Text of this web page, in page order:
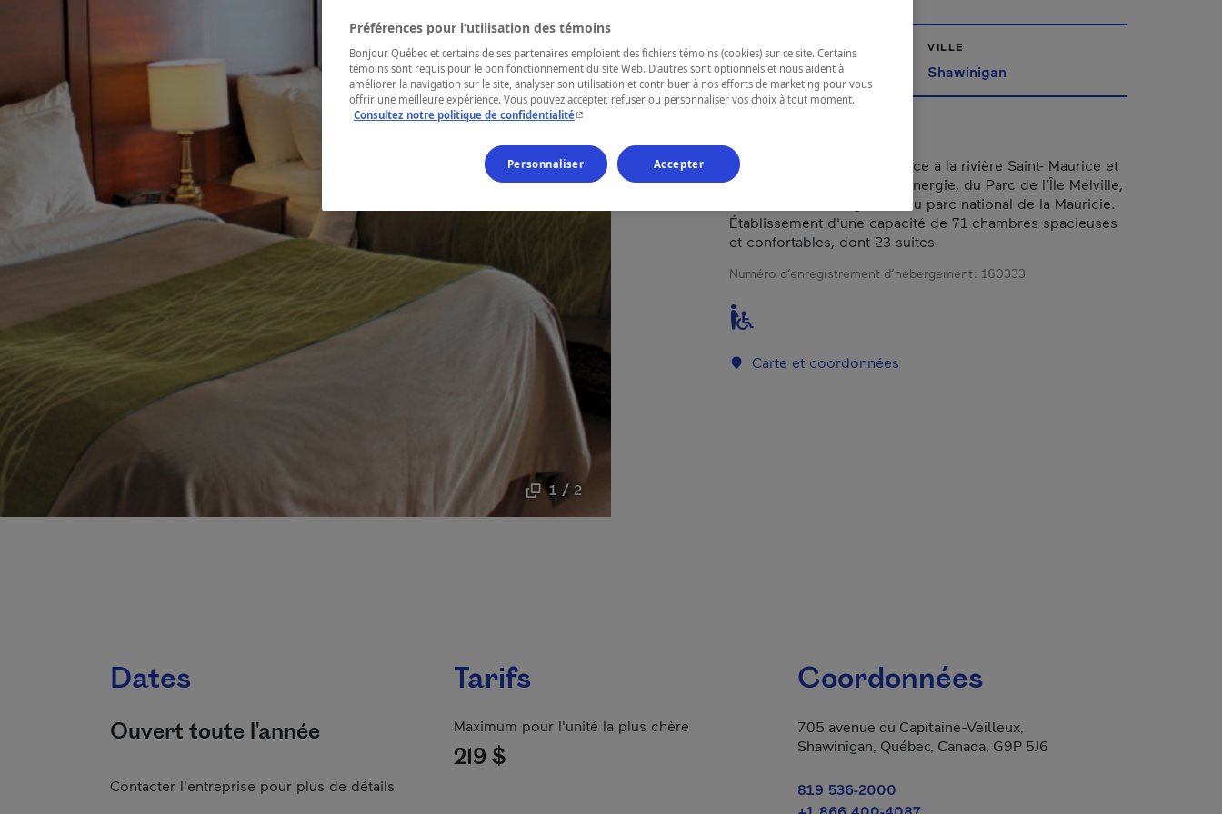
1 / 2
RÉGION
Mauricie
VILLE
Shawinigan
Hôtel situé à Shawinigan, face à la rivière Saint- Maurice et
à proximité de la Cité de l’énergie, du Parc de l’Île Melville,
du centre des congrès et du parc national de la Mauricie.
Établissement d'une capacité de 71 chambres spacieuses
et confortables, dont 23 suites.
Numéro d’enregistrement d’hébergement : 160333
Carte et coordonnées
Dates
Ouvert toute l'année
Contacter l'entreprise pour plus de détails
Tarifs
Maximum pour l'unité la plus chère
219 $
Coordonnées
705 avenue du Capitaine-Veilleux,
Shawinigan, Québec, Canada, G9P 5J6
819 536-2000
Préférences pour l’utilisation des témoins
Bonjour Québec et certains de ses partenaires emploient des fichiers témoins (cookies) sur ce site. Certains
témoins sont requis pour le bon fonctionnement du site Web. D’autres sont optionnels et nous aident à
améliorer la navigation sur le site, analyser son utilisation et contribuer à nos efforts de marketing pour vous
offrir une meilleure expérience. Vous pouvez accepter, refuser ou personnaliser vos choix à tout moment.
Consultez notre politique de confidentialité- Cet hyperlien s'ouvrira dans une nouvelle fenêtre.
Personnaliser Accepter